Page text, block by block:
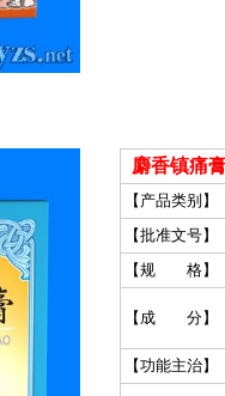
麝香镇痛
【产品类别】
【批准文号】
【规 格】
【成 分】
【功能主治】